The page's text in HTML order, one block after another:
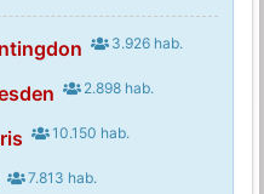
3.926 hab.
2.898 hab.
10.150 hab.
7.813 hab.